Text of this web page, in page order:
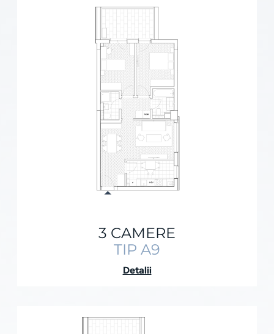
3 CAMERE
TIP A9
Detalii